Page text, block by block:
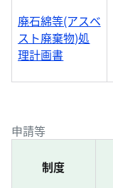
廃石綿等(アスベ
スト廃棄物)処
理計画書
申請等
制度